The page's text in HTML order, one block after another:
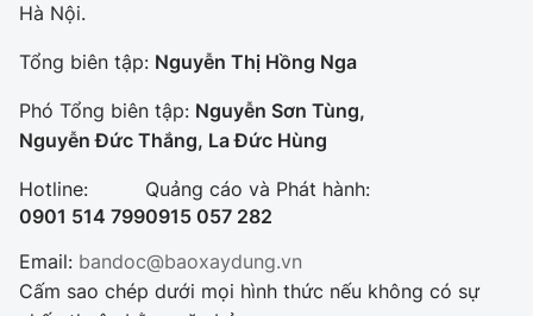
Hà Nội.
Tổng biên tập: Nguyễn Thị Hồng Nga
Phó Tổng biên tập: Nguyễn Sơn Tùng,
Nguyễn Đức Thắng, La Đức Hùng
Hotline:
0901 514 799
Quảng cáo và Phát hành:
0915 057 282
Email: bandoc@baoxaydung.vn
Cấm sao chép dưới mọi hình thức nếu không có sự